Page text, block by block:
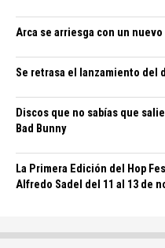
Arca se arriesga con un
Se retrasa el lanzamiento del
Discos que no sabías que
Bad Bunny
La Primera Edición del Hop
Alfredo Sadel del 11 al 13 de